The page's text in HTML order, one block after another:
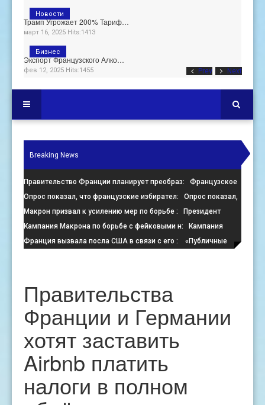
Prev Next
Трамп Угрожает 200% Тариф…
март 16, 2025 Hits:1413
Новости
Экспорт Французского Алко…
фев 12, 2025 Hits:1455
Бизнес
Breaking News
Правительство Франции планирует преобраз: Французское
правительство настаивает на преобразовании пустующих оф
Опрос показал, что французские избирател: Опрос показал,
что французские избиратели больше стремятся помешать
Макрон призвал к усилению мер по борьбе : Президент
Франции Эммануэль Макрон призвал к активизации усилий
по
Кампания Макрона по борьбе с фейковыми н: Кампания
президента Франции Эмманюэля Макрона по борьбе с
Франция вызвала посла США в связи с его : «Публичные
Правительства
Франции и Германии
хотят заставить
Airbnb платить
налоги в полном